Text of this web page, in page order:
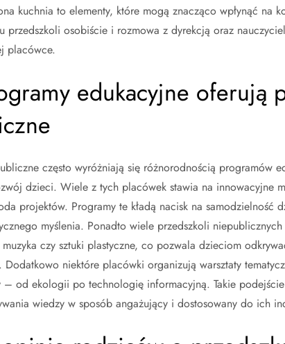
kuchnia to elementy, które mogą znacząco wpłynąć na
przedszkoli osobiście i rozmowa z dyrekcją oraz
placówce.
edukacyjne oferują
często wyróżniają się różnorodnością programów
dzieci. Wiele z tych placówek stawia na innowacyjne
projektów. Programy te kładą nacisk na samodzielność
myślenia. Ponadto wiele przedszkoli
czy sztuki plastyczne, co pozwala dzieciom
Dodatkowo niektóre placówki organizują warsztaty
– od ekologii po technologię informacyjną. Takie
wiedzy w sposób angażujący i dostosowany do ich